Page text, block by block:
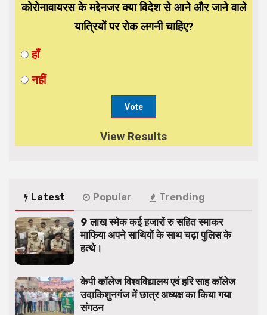
कोरोनावायरस के मद्देनजर क्या विदेश से आने और जाने वाले
यात्रियों पर रोक लगनी चाहिए?
हाँ
नहीं
View Results
Latest Popular Trending
9 लाख स्मेक कई हजारों रु सहित स्माकर
माफिया अपने साथियों के साथ चढ़ा पुलिस के
हत्थे।
केपी कॉलेज विश्वविद्यालय एवं हरि साह कॉलेज
उदाकिशुनगंज में छात्र अध्यक्ष का किया गया
संगठन